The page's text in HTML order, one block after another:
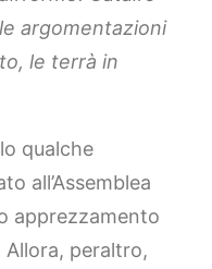
argomentazioni
le terrà in
qualche
all’Assemblea
apprezzamento
peraltro,